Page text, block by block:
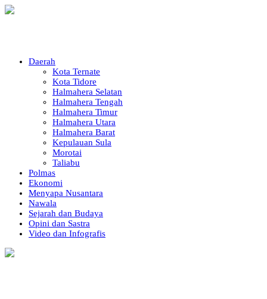
Daerah
Kota Ternate
Kota Tidore
Halmahera Selatan
Halmahera Tengah
Halmahera Timur
Halmahera Utara
Halmahera Barat
Kepulauan Sula
Morotai
Taliabu
Polmas
Ekonomi
Menyapa Nusantara
Nawala
Sejarah dan Budaya
Opini dan Sastra
Video dan Infografis